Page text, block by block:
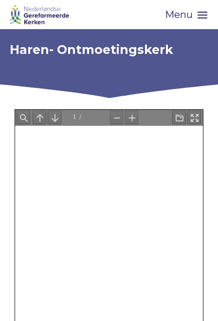
Skip
navigation
Menu
Haren- Ontmoetingskerk